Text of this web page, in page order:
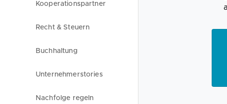
Kooperationspartner
Recht & Steuern
Buchhaltung
Unternehmerstories
Nachfolge regeln